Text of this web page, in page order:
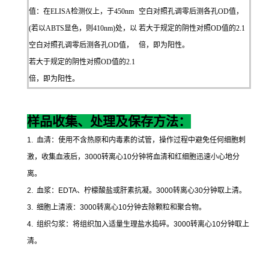
值：在ELISA检测仪上，于450nm
(若以ABTS显色，则410nm)处，以
空白对照孔调零后测各孔OD值，
若大于规定的阴性对照OD值的2.1
倍，即为阳性。
空白对照孔调零后测各孔OD值，
若大于规定的阴性对照OD值的2.1
倍，即为阳性。
样品收集、处理及保存方法：
1. 血清：使用不含热原和内毒素的试管，操作过程中避免任何细胞刺
激，收集血液后， 3000转离心10分钟将血清和红细胞迅速小心地分
离。
2. 血浆： EDTA、柠檬酸盐或肝素抗凝。 3000转离心30分钟取上清。
3. 细胞上清液： 3000转离心10分钟去除颗粒和聚合物。
4. 组织匀浆：将组织加入适量生理盐水捣碎。 3000转离心10分钟取上
清。